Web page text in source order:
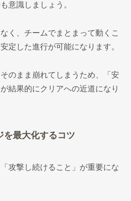
意識しましょう。
く、チームでまとまって動くこ
定した進行が可能になります。
のまま崩れてしまうため、「安
結果的にクリアへの近道になり
を最大化するコツ
攻撃し続けること」が重要にな